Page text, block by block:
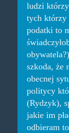
ludzi
tych
podatki to
szkoda, że
obecnej
politycy
(Rydzyk),
jakie im
odbieram